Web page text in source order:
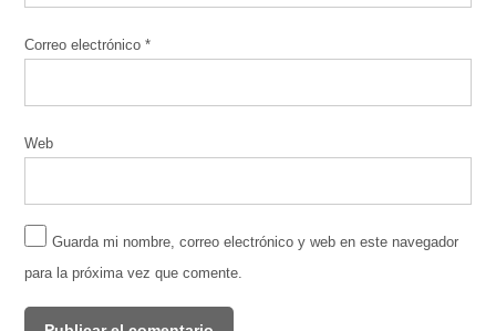
Correo electrónico*
Web
Guarda mi nombre, correo electrónico y web en este navegador
para la próxima vez que comente.